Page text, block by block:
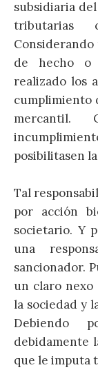
subsidiaria
tributarias
Considerando
de hecho o
realizado los
cumplimiento
mercantil.
posibilitasen
Tal
por acción
societario. Y
una
sancionador.
un claro
la sociedad y
Debiendo
debidamente
que le imputa